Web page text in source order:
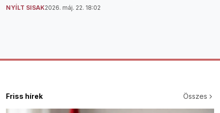
NYÍLT SISAK2026. máj. 22. 18:02
Friss hírek Összes